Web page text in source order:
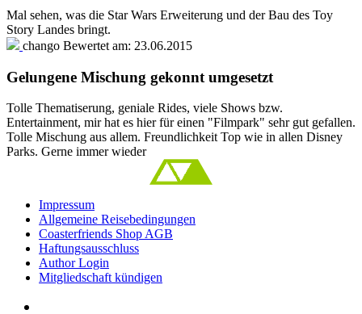
Mal sehen, was die Star Wars Erweiterung und der Bau des Toy
Story Landes bringt.
chango Bewertet am: 23.06.2015
Gelungene Mischung gekonnt umgesetzt
Tolle Thematiserung, geniale Rides, viele Shows bzw.
Entertainment, mir hat es hier für einen "Filmpark" sehr gut gefallen.
Tolle Mischung aus allem. Freundlichkeit Top wie in allen Disney
Parks. Gerne immer wieder
Impressum
Allgemeine Reisebedingungen
Coasterfriends Shop AGB
Haftungsausschluss
Author Login
Mitgliedschaft kündigen